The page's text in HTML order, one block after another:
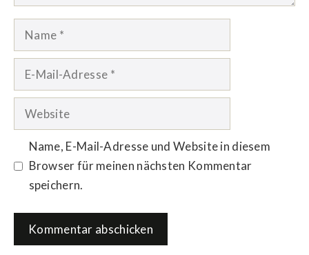
Name
Website
Name, E-Mail-Adresse und Website in diesem
Browser für meinen nächsten Kommentar
speichern.